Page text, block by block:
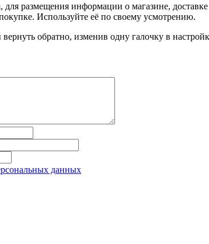
для размещения информации о магазине,
Используйте её по своему усмотрению.
обратно, изменив одну галочку в
данных